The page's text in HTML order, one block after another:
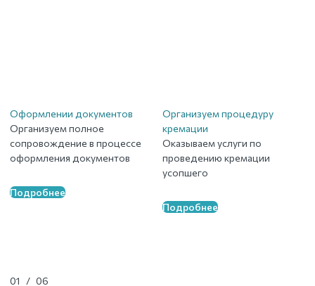
Оформлении документов
Организуем полное
сопровождение в процессе
оформления документов
Подробнее
Организуем процедуру
кремации
Оказываем услуги по
проведению кремации
усопшего
Подробнее
01 / 06